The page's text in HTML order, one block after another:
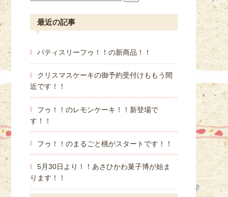
最近の記事
パティスリーフゥ！！の新商品！！
クリスマスケーキの御予約受付けももう間
近です！！
フゥ！！のレモンケーキ！！新登場で
す！！
フゥ！！のまるごと桃がスタートです！！
5月30日より！！あさひかわ菓子博が始ま
ります！！